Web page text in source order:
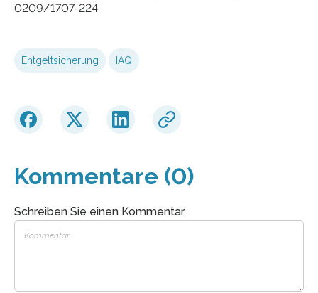
0209/1707-224
Entgeltsicherung IAQ
Kommentare (0)
Schreiben Sie einen Kommentar